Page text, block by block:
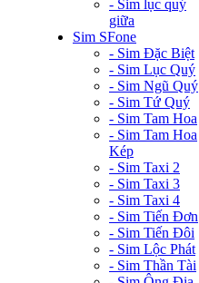
- Sim lục quý
giữa
Sim SFone
- Sim Đặc Biệt
- Sim Lục Quý
- Sim Ngũ Quý
- Sim Tứ Quý
- Sim Tam Hoa
- Sim Tam Hoa
Kép
- Sim Taxi 2
- Sim Taxi 3
- Sim Taxi 4
- Sim Tiến Đơn
- Sim Tiến Đôi
- Sim Lộc Phát
- Sim Thần Tài